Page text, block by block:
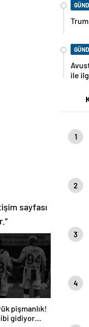
sayfası
pişmanlık!
gidiyor…
ile
1
2
3
4